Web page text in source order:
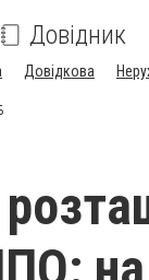
Довідник
Довідкова